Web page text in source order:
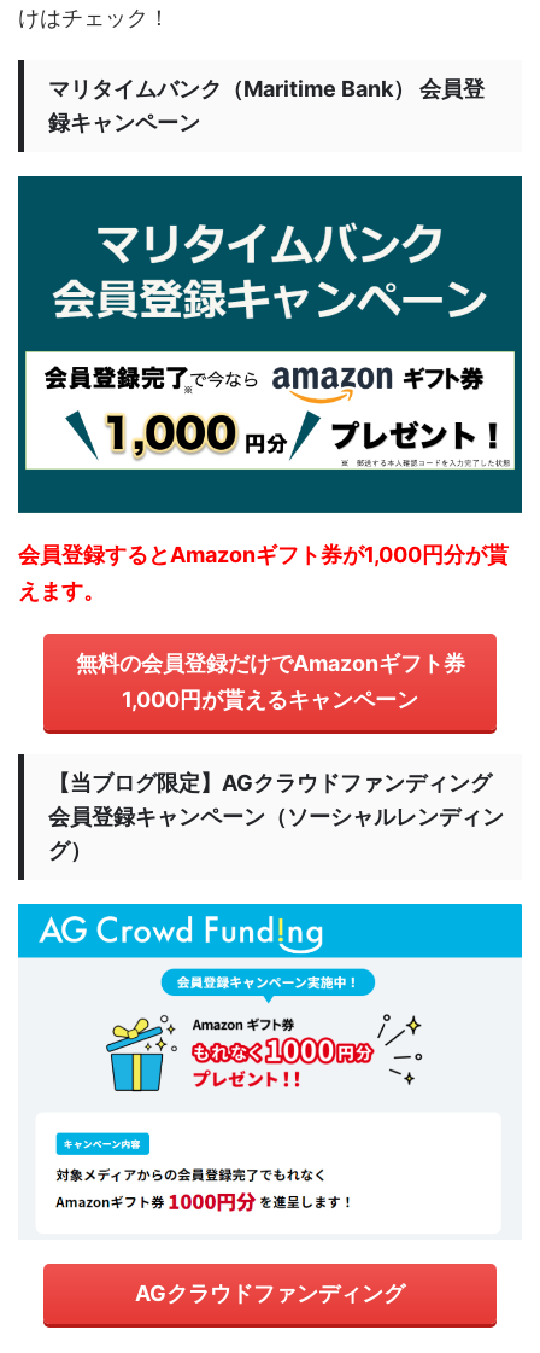
けはチェック！
マリタイムバンク（Maritime Bank） 会員登
録キャンペーン
会員登録するとAmazonギフト券が1,000円分が貰
えます。
無料の会員登録だけでAmazonギフト券
1,000円が貰えるキャンペーン
【当ブログ限定】AGクラウドファンディング
会員登録キャンペーン（ソーシャルレンディン
グ）
AGクラウドファンディング